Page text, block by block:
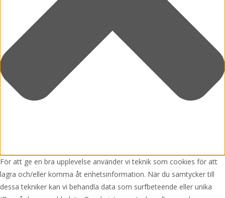
För att ge en bra upplevelse använder vi teknik som cookies för att
lagra och/eller komma åt enhetsinformation. När du samtycker till
dessa tekniker kan vi behandla data som surfbeteende eller unika